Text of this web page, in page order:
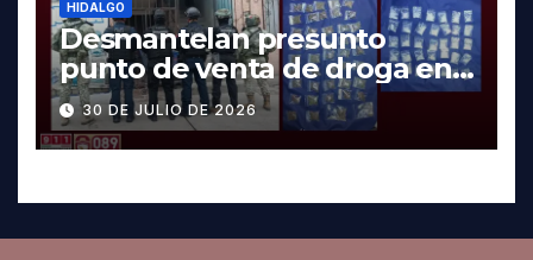
HIDALGO
Desmantelan presunto
punto de venta de droga en
Pachuca; hay dos detenidos
30 DE JULIO DE 2026